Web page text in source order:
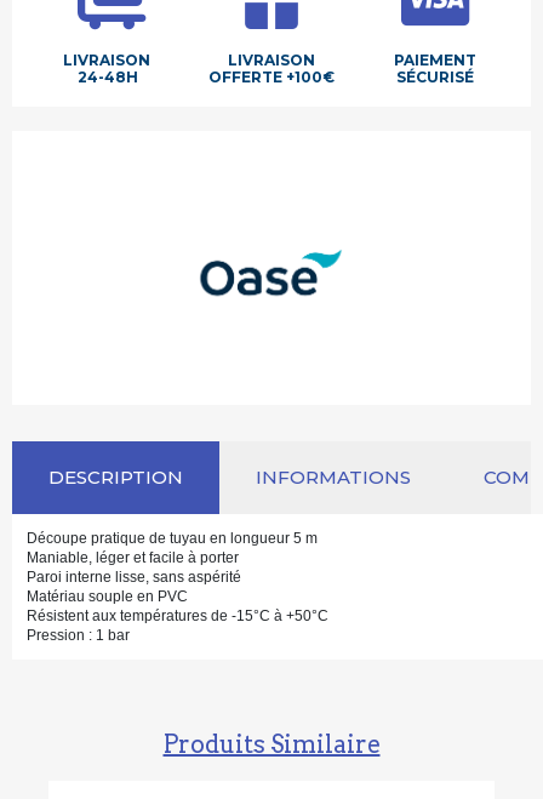
LIVRAISON
24-48H
LIVRAISON
OFFERTE +100€
PAIEMENT
SÉCURISÉ
DESCRIPTION INFORMATIONS
Découpe pratique de tuyau en longueur 5 m
Maniable, léger et facile à porter
Paroi interne lisse, sans aspérité
Matériau souple en PVC
Résistent aux températures de -15°C à +50°C
Pression : 1 bar
Produits Similaire